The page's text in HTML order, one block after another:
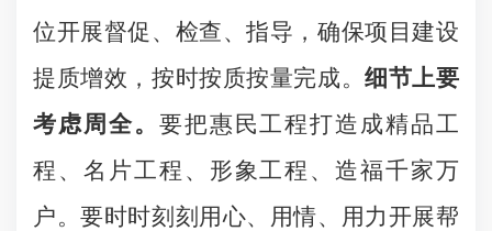
位开展督促、检查、指导，确保项目建设
提质增效，按时按质按量完成。细节上要
考虑周全。 要把惠民工程打造成精品工
程、名片工程、形象工程、造福千家万
户。要时时刻刻用心、用情、用力开展帮